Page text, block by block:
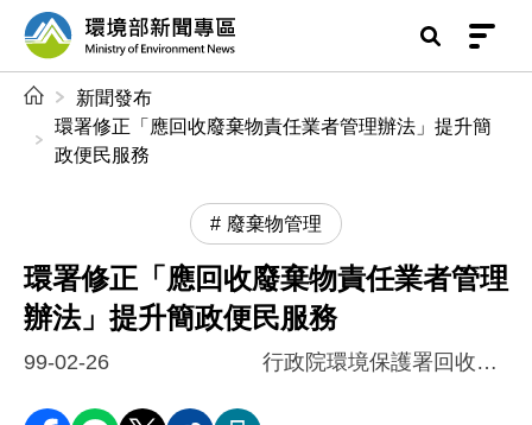
前往中央內容區塊
環境部新聞專區
新聞發布
環署修正「應回收廢棄物責任業者管理辦法」提升簡
政便民服務
廢棄物管理
環署修正「應回收廢棄物責任業者管理
辦法」提升簡政便民服務
99-02-26 行政院環境保護署回收基管會